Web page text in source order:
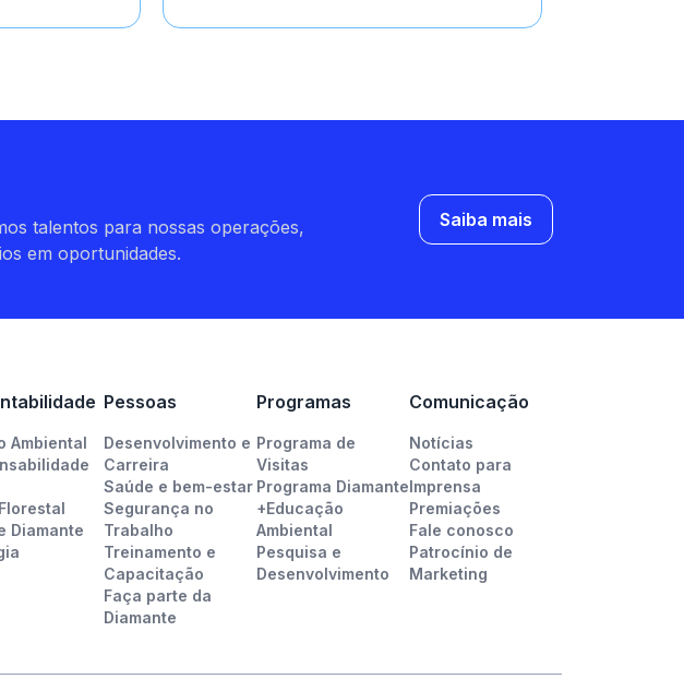
talentos para nossas operações,
em oportunidades.
Saiba mais
Ambiental
Diamante
Pessoas
Desenvolvimento e
Carreira
Saúde e bem-estar
Segurança no
Trabalho
Treinamento e
Capacitação
Faça parte da
Diamante
Programas
Programa de
Visitas
Programa Diamante
+Educação
Ambiental
Pesquisa e
Desenvolvimento
Comunicação
Notícias
Contato para
Imprensa
Premiações
Fale conosco
Patrocínio de
Marketing